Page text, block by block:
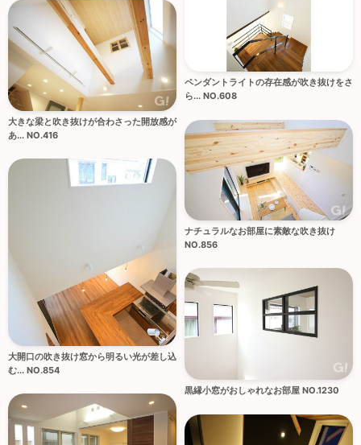
ペンダントライトの存在感が吹き抜けをさ
ら... NO.608
大きな梁と吹き抜けが合わさった開放感が
あ... NO.416
ナチュラルなお部屋に素敵な吹き抜け
NO.856
大開口の吹き抜け窓から明るい光が差し込
む... NO.854
黒縁小窓がおしゃれなお部屋 NO.1230